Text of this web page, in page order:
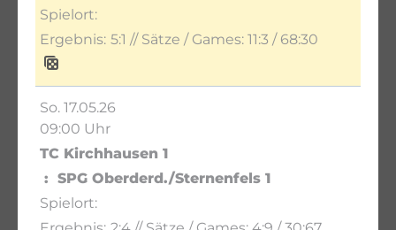
5:1 // Sätze / Games: 11:3 / 68:30
So. 17.05.26
09:00 Uhr
TC Kirchhausen 1
SPG Oberderd./Sternenfels 1